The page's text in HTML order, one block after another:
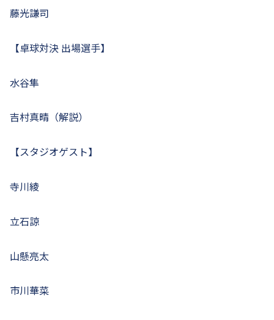
藤光謙司
【卓球対決 出場選手】
水谷隼
吉村真晴（解説）
【スタジオゲスト】
寺川綾
立石諒
山懸亮太
市川華菜